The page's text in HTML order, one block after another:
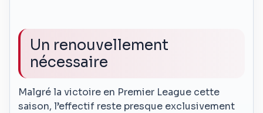
Un renouvellement
nécessaire
Malgré la victoire en Premier League cette
saison, l’effectif reste presque exclusivement